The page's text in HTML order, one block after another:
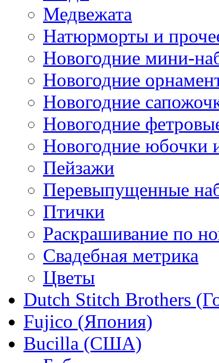
Медвежата
Натюрморты и
Новогодние мини-
Новогодние
Новогодние
Новогодние
Новогодние юбочки
Пейзажи
Перевыпущенные
Птички
Раскрашивание по
Свадебная метрика
Цветы
Dutch Stitch Brothers
Fujico (Япония)
Bucilla (США)